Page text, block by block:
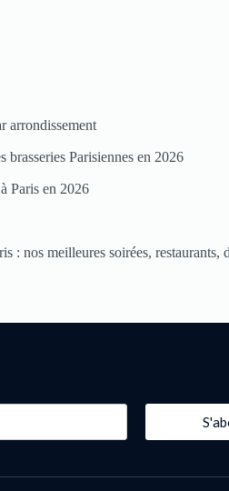
arrondissement
brasseries Parisiennes en 2026
Paris en 2026
: nos meilleures soirées, restaurants,